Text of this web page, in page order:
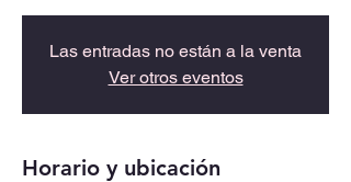
Las entradas no están a la venta
Ver otros eventos
Horario y ubicación